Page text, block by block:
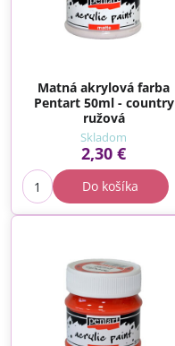
Matná akrylová farba
Pentart 50ml - country
ružová
Skladom
2,30 €
Do košíka